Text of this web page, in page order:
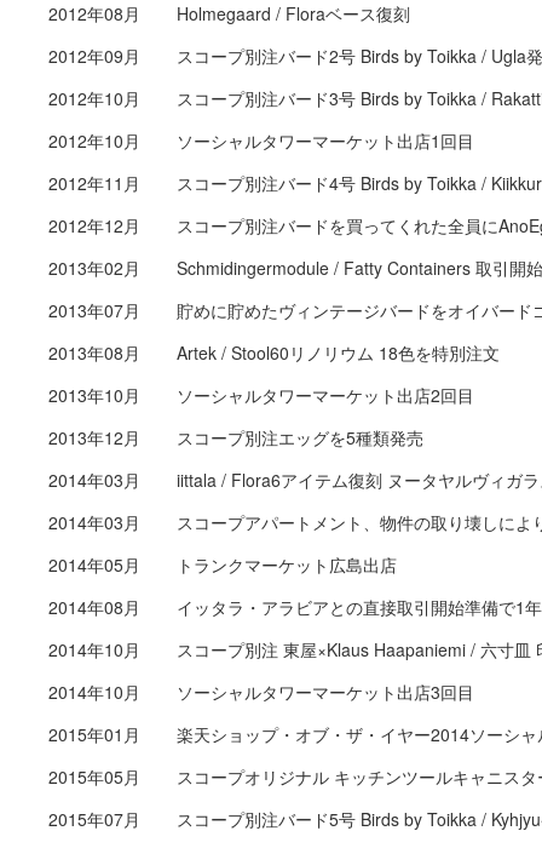
2012年08月
Holmegaard / Floraベース復刻
2012年09月
スコープ別注バード2号 Birds by Toikka / Ugla
2012年10月
スコープ別注バード3号 Birds by Toikka /
2012年10月
ソーシャルタワーマーケット出店1回目
2012年11月
スコープ別注バード4号 Birds by Toikka /
2012年12月
スコープ別注バードを買ってくれた全員に
2013年02月
Schmidingermodule / Fatty Containers 取引開始
2013年07月
貯めに貯めたヴィンテージバードをオイバー
2013年08月
Artek / Stool60リノリウム 18色を特別注文
2013年10月
ソーシャルタワーマーケット出店2回目
2013年12月
スコープ別注エッグを5種類発売
2014年03月
iittala / Flora6アイテム復刻 ヌータヤルヴィガ
2014年03月
スコープアパートメント、物件の取り壊しによ
2014年05月
トランクマーケット広島出店
2014年08月
イッタラ・アラビアとの直接取引開始準備で1
2014年10月
スコープ別注 東屋×Klaus Haapaniemi / 六寸皿
2014年10月
ソーシャルタワーマーケット出店3回目
2015年01月
楽天ショップ・オブ・ザ・イヤー2014ソーシャ
2015年05月
スコープオリジナル キッチンツールキャニス
2015年07月
スコープ別注バード5号 Birds by Toikka /